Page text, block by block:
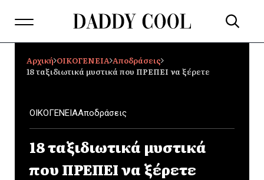
Αρχική ΟΙΚΟΓΕΝΕΙΑ Αποδράσεις
18 ταξιδιωτικά μυστικά που ΠΡΕΠΕΙ να ξέρετε
ΟΙΚΟΓΕΝΕΙΑΑποδράσεις
18 ταξιδιωτικά μυστικά
που ΠΡΕΠΕΙ να ξέρετε